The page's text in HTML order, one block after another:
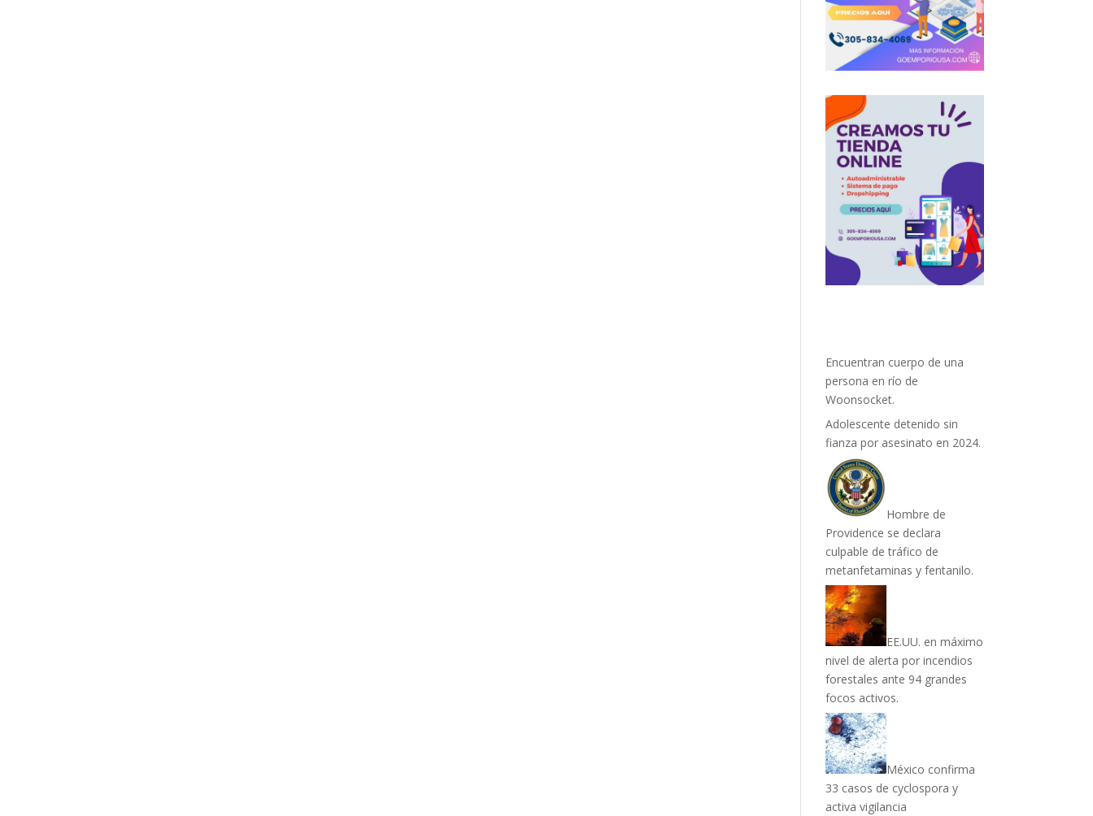
Encuentran cuerpo de una
persona en río de
Woonsocket.
Adolescente detenido sin
fianza por asesinato en 2024.
Hombre de
Providence se declara
culpable de tráfico de
metanfetaminas y fentanilo.
EE.UU. en máximo
nivel de alerta por incendios
forestales ante 94 grandes
focos activos.
México confirma
33 casos de cyclospora y
activa vigilancia